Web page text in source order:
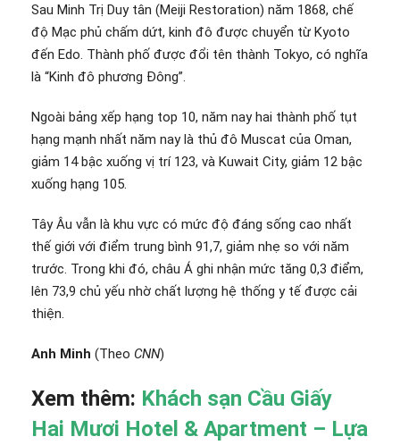
Sau Minh Trị Duy tân (Meiji Restoration) năm 1868, chế
độ Mạc phủ chấm dứt, kinh đô được chuyển từ Kyoto
đến Edo. Thành phố được đổi tên thành Tokyo, có nghĩa
là “Kinh đô phương Đông”.
Ngoài bảng xếp hạng top 10, năm nay hai thành phố tụt
hạng mạnh nhất năm nay là thủ đô Muscat của Oman,
giảm 14 bậc xuống vị trí 123, và Kuwait City, giảm 12 bậc
xuống hạng 105.
Tây Âu vẫn là khu vực có mức độ đáng sống cao nhất
thế giới với điểm trung bình 91,7, giảm nhẹ so với năm
trước. Trong khi đó, châu Á ghi nhận mức tăng 0,3 điểm,
lên 73,9 chủ yếu nhờ chất lượng hệ thống y tế được cải
thiện.
Anh Minh (Theo CNN)
Xem thêm: Khách sạn Cầu Giấy
Hai Mươi Hotel & Apartment – Lựa